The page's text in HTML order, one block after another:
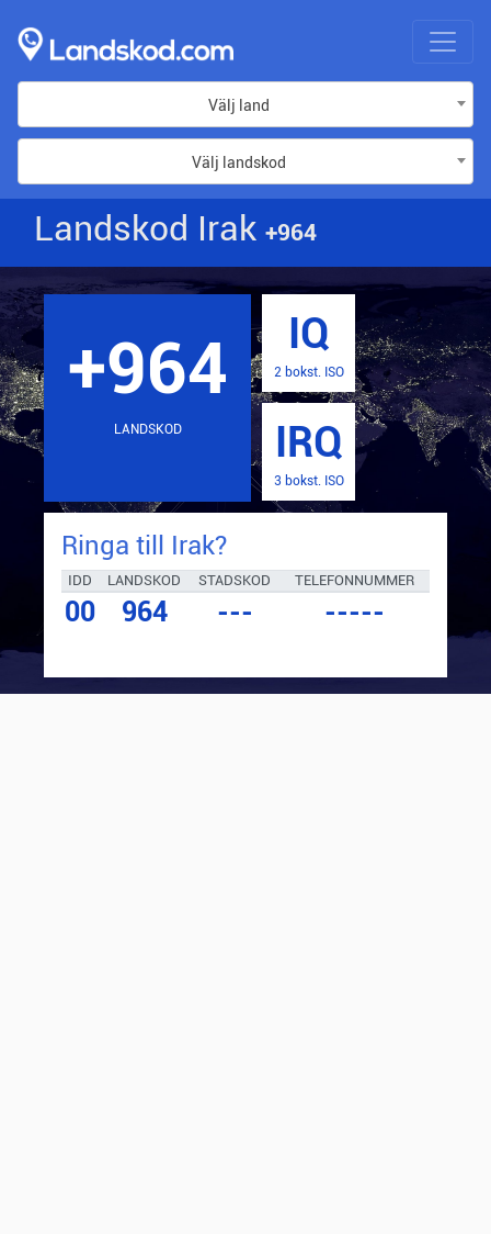
Välj land
Välj landskod
Landskod Irak +964
+964
LANDSKOD
IQ
2 bokst. ISO
IRQ
3 bokst. ISO
Ringa till Irak?
IDD LANDSKOD STADSKOD TELEFONNUMMER
00 964 --- -----